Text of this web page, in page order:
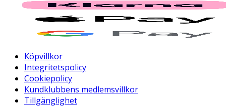
Köpvillkor
Integritetspolicy
Cookiepolicy
Kundklubbens medlemsvillkor
Tillgänglighet